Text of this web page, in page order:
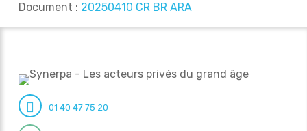
Document : 20250410 CR BR ARA
01 40 47 75 20